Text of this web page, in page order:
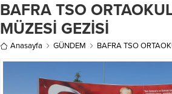
BAFRA TSO
MÜZESİ GEZİSİ
Anasayfa GÜNDEM BAFRA TSO